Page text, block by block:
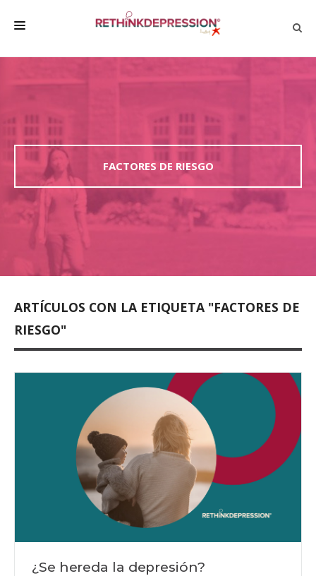
HABLAR CON LOS DEMÁS
BIENESTAR
FAMILIA Y AMIGOS
EMPRESA
DEPRESSÃO SEM RODEIOS
FACTORES DE RIESGO
ARTÍCULOS CON LA ETIQUETA "FACTORES DE
RIESGO"
¿Se hereda la depresión?